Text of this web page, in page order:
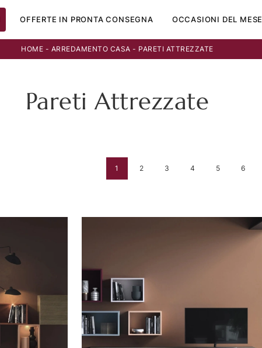
OFFERTE IN PRONTA CONSEGNA OCCASIONI DEL MESE
HOME - ARREDAMENTO CASA - PARETI ATTREZZATE
Pareti Attrezzate
1 2 3 4 5 6